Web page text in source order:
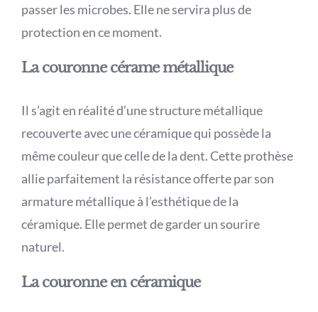
passer les microbes. Elle ne servira plus de
protection en ce moment.
La couronne cérame métallique
Il s’agit en réalité d’une structure métallique
recouverte avec une céramique qui possède la
même couleur que celle de la dent. Cette prothèse
allie parfaitement la résistance offerte par son
armature métallique à l’esthétique de la
céramique. Elle permet de garder un sourire
naturel.
La couronne en céramique